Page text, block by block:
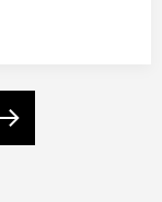
Neste